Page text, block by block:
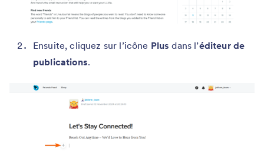
Ensuite, cliquez sur l’icône Plus dans l’éditeur de
publications.